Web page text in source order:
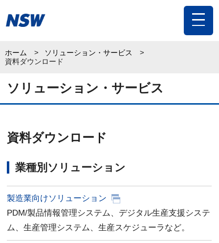
toggle
ホーム
ソリューション・サービス
資料ダウンロード
ソリューション・サービス
資料ダウンロード
業種別ソリューション
製造業向けソリューション
PDM/製品情報管理システム、デジタル生産支援システ
ム、生産管理システム、生産スケジューラなど。